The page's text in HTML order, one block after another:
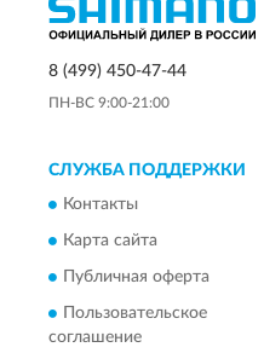
8 (499) 450-47-44
ПН-ВС 9:00-21:00
СЛУЖБА ПОДДЕРЖКИ
Контакты
Карта сайта
Публичная оферта
Пользовательское
соглашение